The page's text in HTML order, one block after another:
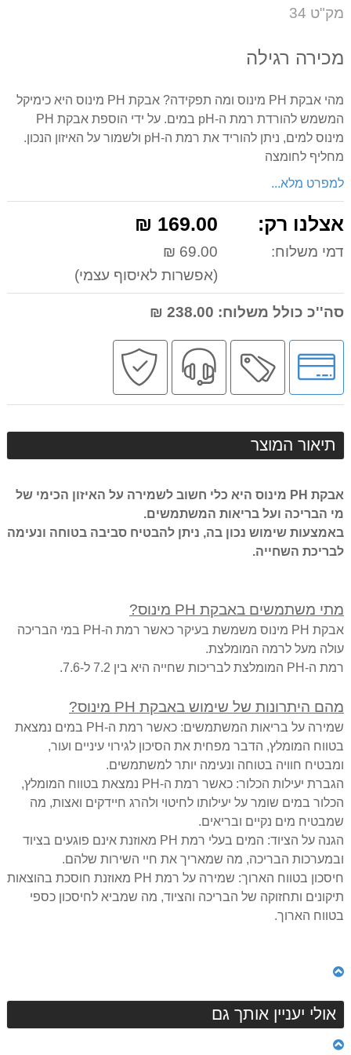
מק"ט 34
מכירה רגילה
מהי אבקת PH מינוס ומה תפקידה? אבקת PH מינוס היא כימיקל
המשמש להורדת רמת ה-pH במים. על ידי הוספת אבקת PH
מינוס למים, ניתן להוריד את רמת ה-pH ולשמור על האיזון הנכון.
מחליף לחומצה
למפרט מלא...
אצלנו רק: 169.00 ₪
דמי משלוח:
69.00 ₪
(אפשרות לאיסוף עצמי)
סה''כ כולל משלוח:
לאפשרויות
תשלומים
מבצע
שירות
מקצועי
תיאור המוצר
אבקת PH מינוס היא כלי חשוב לשמירה על האיזון הכימי של
מי הבריכה ועל בריאות המשתמשים.
באמצעות שימוש נכון בה, ניתן להבטיח סביבה בטוחה ונעימה
לבריכת השחייה.
מתי משתמשים באבקת PH מינוס?
אבקת PH מינוס משמשת בעיקר כאשר רמת ה-PH במי הבריכה
עולה מעל לרמה המומלצת.
רמת ה-PH המומלצת לבריכות שחייה היא בין 7.2 ל-7.6.
מהם היתרונות של שימוש באבקת PH מינוס?
שמירה על בריאות המשתמשים: כאשר רמת ה-PH במים נמצאת
בטווח המומלץ, הדבר מפחית את הסיכון לגירוי עיניים ועור,
ומבטיח חוויה בטוחה ונעימה יותר למשתמשים.
הגברת יעילות הכלור: כאשר רמת ה-PH נמצאת בטווח המומלץ,
הכלור במים שומר על יעילותו לחיטוי ולהרג חיידקים ואצות, מה
שמבטיח מים נקיים ובריאים.
הגנה על הציוד: המים בעלי רמת PH מאוזנת אינם פוגעים בציוד
ובמערכות הבריכה, מה שמאריך את חיי השירות שלהם.
חיסכון בטווח הארוך: שמירה על רמת PH מאוזנת חוסכת בהוצאות
תיקונים ותחזוקה של הבריכה והציוד, מה שמביא לחיסכון כספי
בטווח הארוך.
אולי יעניין אותך גם